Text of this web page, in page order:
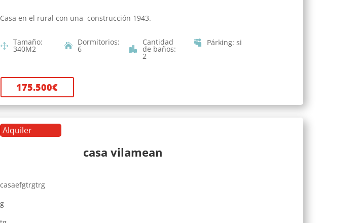
Casa en el rural con una construcción 1943.
Tamaño:
340M2
Dormitorios:
6
Cantidad
de baños:
2
Párking:si
175.500€
Alquiler
casa vilamean
casaefgtrgtrg
g